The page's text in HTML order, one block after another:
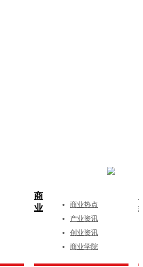
商
业
商业热点
产业资讯
创业资讯
商业学院